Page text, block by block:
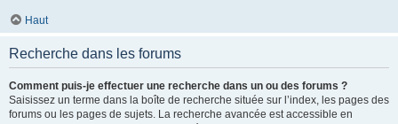
Haut
Recherche dans les forums
Comment puis-je effectuer une recherche dans un ou des forums ?
Saisissez un terme dans la boîte de recherche située sur l’index, les pages des
forums ou les pages de sujets. La recherche avancée est accessible en